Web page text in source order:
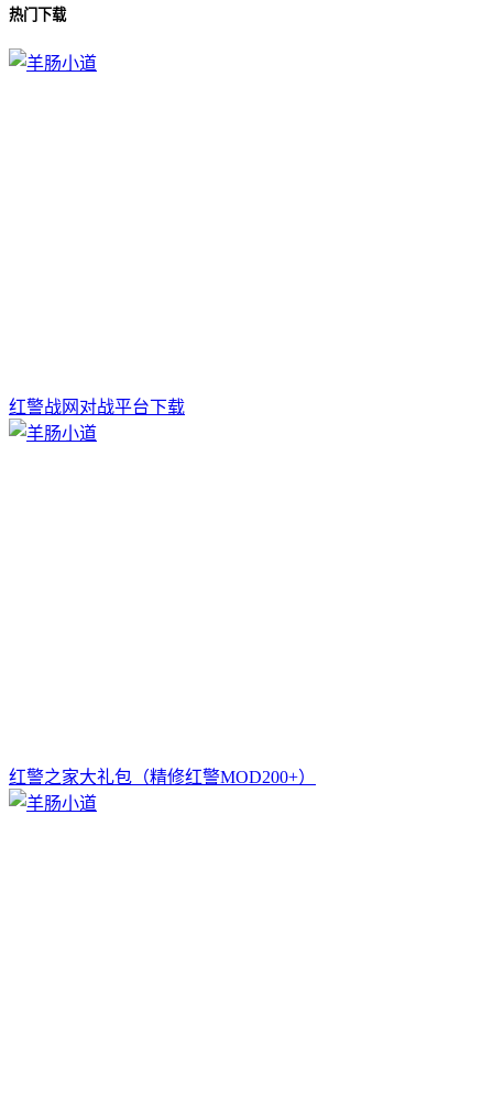
热门下载
红警战网对战平台下载
红警之家大礼包（精修红警MOD200+）